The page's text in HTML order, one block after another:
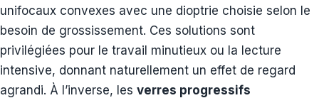
unifocaux convexes avec une dioptrie choisie selon le
besoin de grossissement. Ces solutions sont
privilégiées pour le travail minutieux ou la lecture
intensive, donnant naturellement un effet de regard
agrandi. À l’inverse, les verres progressifs